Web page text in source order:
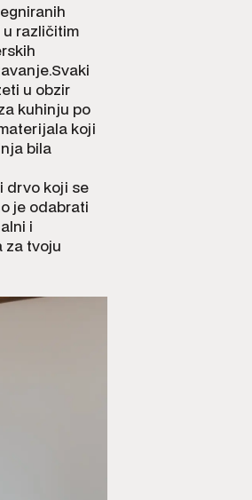
različitim
u obzir
kuhinju po
koji
bila
drvo koji se
je odabrati
i
za tvoju